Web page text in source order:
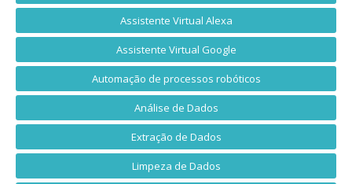
Assistente Virtual Alexa
Assistente Virtual Google
Automação de processos robóticos
Análise de Dados
Extração de Dados
Limpeza de Dados